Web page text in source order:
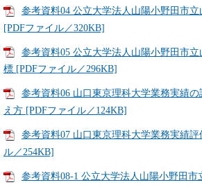
参考資料04 公立大学法人山陽小野田市
[PDFファイル／320KB]
参考資料05 公立大学法人山陽小野田市
標 [PDFファイル／296KB]
参考資料06 山口東京理科大学業務実績
え方 [PDFファイル／124KB]
参考資料07 山口東京理科大学業務実績
ル／254KB]
参考資料08-1 公立大学法人山陽小野田